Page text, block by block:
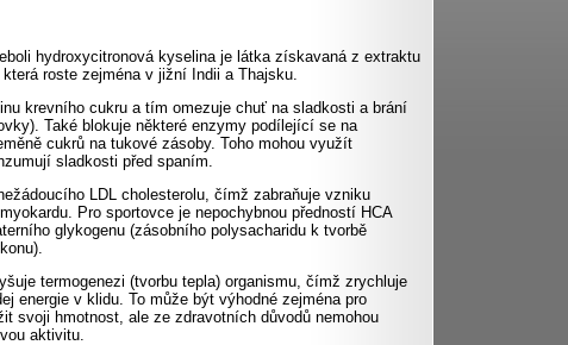
hydroxycitronová kyselina je látka získavaná z extraktu
roste zejména v jižní Indii a Thajsku.
krevního cukru a tím omezuje chuť na sladkosti a brání
Také blokuje některé enzymy podílející se na
cukrů na tukové zásoby. Toho mohou využít
sladkosti před spaním.
LDL cholesterolu, čímž zabraňuje vzniku
Pro sportovce je nepochybnou předností HCA
glykogenu (zásobního polysacharidu k tvorbě
termogenezi (tvorbu tepla) organismu, čímž zrychluje
energie v klidu. To může být výhodné zejména pro
svoji hmotnost, ale ze zdravotních důvodů nemohou
aktivitu.